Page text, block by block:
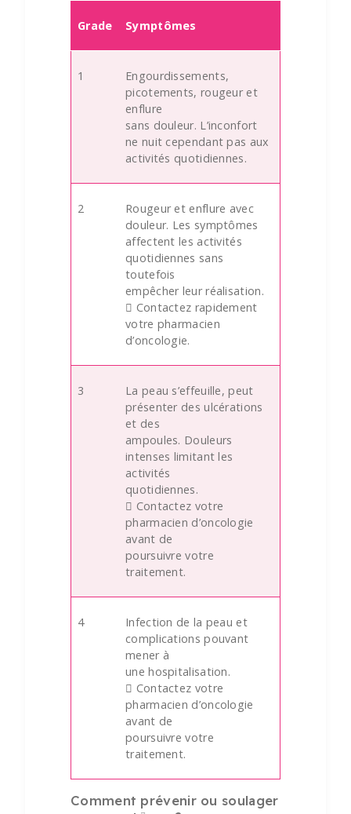
Grade Symptômes
1
Engourdissements,
picotements, rougeur et
enflure
sans douleur. L’inconfort
ne nuit cependant pas aux
activités quotidiennes.
2
Rougeur et enflure avec
douleur. Les symptômes
affectent les activités
quotidiennes sans
toutefois
empêcher leur réalisation.
 Contactez rapidement
votre pharmacien
d’oncologie.
3
La peau s’effeuille, peut
présenter des ulcérations
et des
ampoules. Douleurs
intenses limitant les
activités
quotidiennes.
 Contactez votre
pharmacien d’oncologie
avant de
poursuivre votre
traitement.
4
Infection de la peau et
complications pouvant
mener à
une hospitalisation.
 Contactez votre
pharmacien d’oncologie
avant de
poursuivre votre
traitement.
Comment prévenir ou soulager